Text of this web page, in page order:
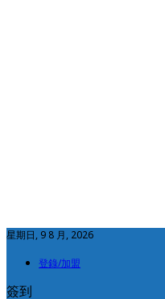
星期日, 9 8 月, 2026
登錄/加盟
簽到